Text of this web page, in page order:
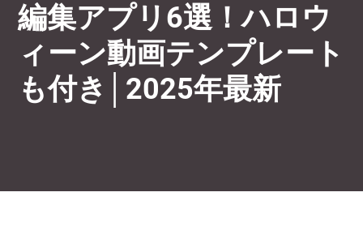
編集アプリ6選！ハロウ
ィーン動画テンプレート
も付き│2025年最新